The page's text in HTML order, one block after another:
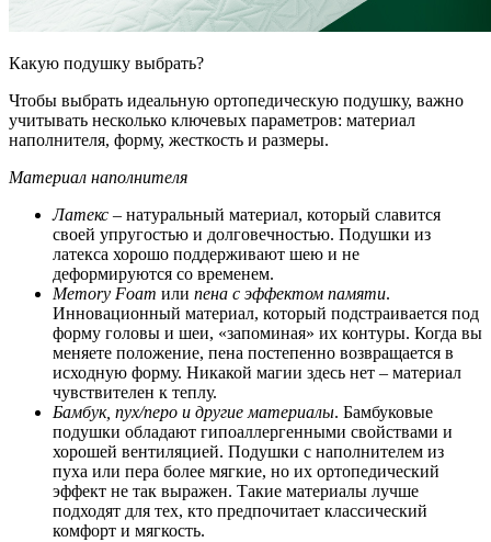
Какую подушку выбрать?
Чтобы выбрать идеальную ортопедическую подушку, важно
учитывать несколько ключевых параметров: материал
наполнителя, форму, жесткость и размеры.
Материал наполнителя
Латекс – натуральный материал, который славится
своей упругостью и долговечностью. Подушки из
латекса хорошо поддерживают шею и не
деформируются со временем.
Memory Foam или пена с эффектом памяти.
Инновационный материал, который подстраивается под
форму головы и шеи, «запоминая» их контуры. Когда вы
меняете положение, пена постепенно возвращается в
исходную форму. Никакой магии здесь нет – материал
чувствителен к теплу.
Бамбук, пух/перо и другие материалы. Бамбуковые
подушки обладают гипоаллергенными свойствами и
хорошей вентиляцией. Подушки с наполнителем из
пуха или пера более мягкие, но их ортопедический
эффект не так выражен. Такие материалы лучше
подходят для тех, кто предпочитает классический
комфорт и мягкость.